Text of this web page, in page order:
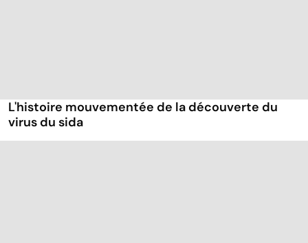
L'histoire mouvementée de la découverte du
virus du sida